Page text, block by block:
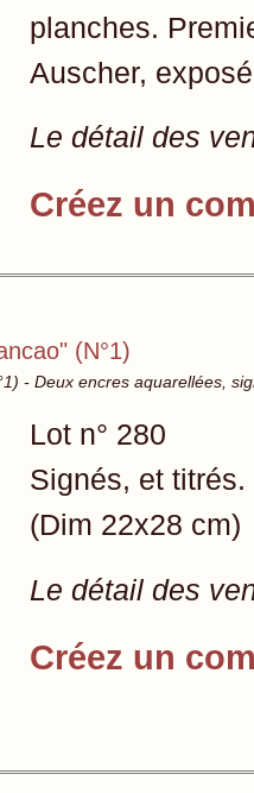
planches.
Auscher,
Le détail des
Créez un
(N°1)
- Deux encres aquarellées,
Lot n° 280
Signés, et
(Dim 22x28 cm)
Le détail des
Créez un